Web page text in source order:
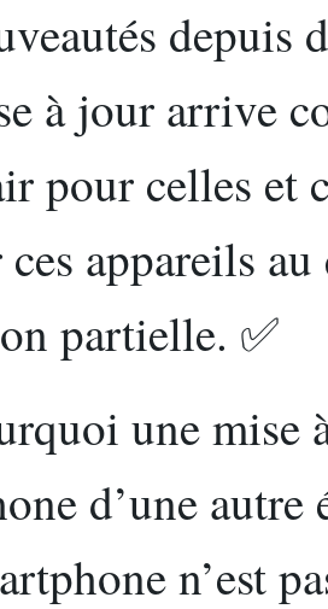
depuis
à jour arrive
pour celles et
ces appareils
partielle. ✅
une mise
d’une autre
n’est